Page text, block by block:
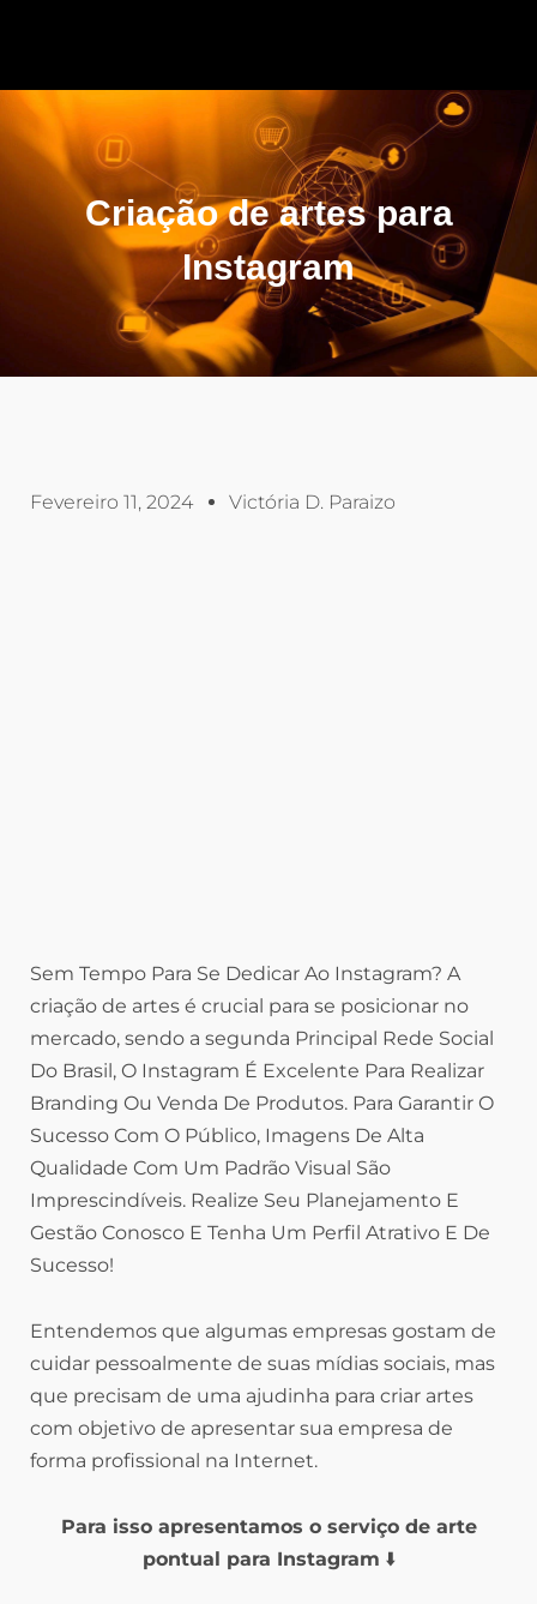
Criação de artes para
Instagram
Fevereiro 11, 2024 Victória D. Paraizo
Sem Tempo Para Se Dedicar Ao Instagram? A
criação de artes é crucial para se posicionar no
mercado, sendo a segunda Principal Rede Social
Do Brasil, O Instagram É Excelente Para Realizar
Branding Ou Venda De Produtos. Para Garantir O
Sucesso Com O Público, Imagens De Alta
Qualidade Com Um Padrão Visual São
Imprescindíveis. Realize Seu Planejamento E
Gestão Conosco E Tenha Um Perfil Atrativo E De
Sucesso!
Entendemos que algumas empresas gostam de
cuidar pessoalmente de suas mídias sociais, mas
que precisam de uma ajudinha para criar artes
com objetivo de apresentar sua empresa de
forma profissional na Internet.
Para isso apresentamos o serviço de arte
pontual para Instagram ⬇️